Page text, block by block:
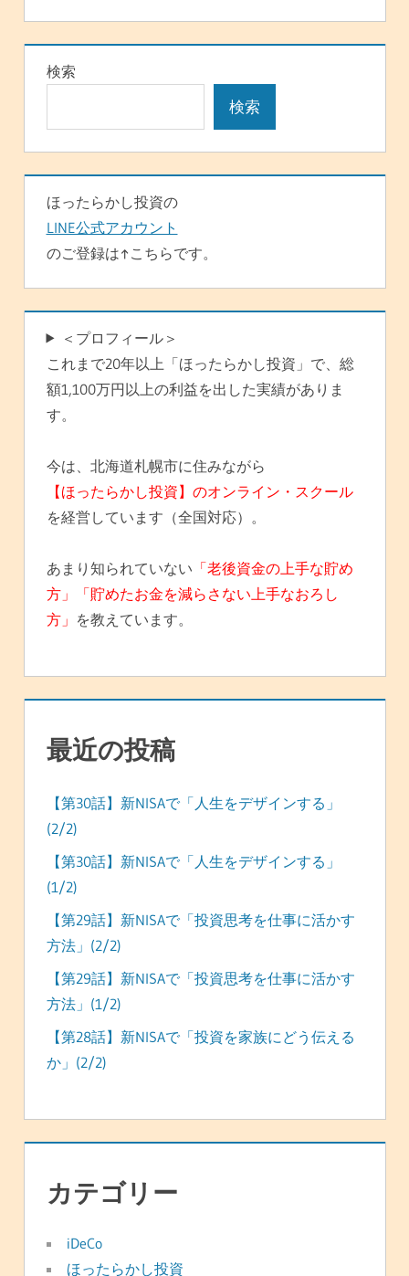
ー
シ
ン
検索
検索
ほったらかし投資の
LINE公式アカウント
のご登録は↑こちらです。
＜プロフィール＞
これまで20年以上「ほったらかし投資」で、総
額1,100万円以上の利益を出した実績がありま
す。
今は、北海道札幌市に住みながら
【ほったらかし投資】のオンライン・スクール
を経営しています（全国対応）。
あまり知られていない 「老後資金の上手な貯め
方」「貯めたお金を減らさない上手なおろし
方」 を教えています。
最近の投稿
【第30話】新NISAで「人生をデザインする」
(2/2)
【第30話】新NISAで「人生をデザインする」
(1/2)
【第29話】新NISAで「投資思考を仕事に活かす
方法」(2/2)
【第29話】新NISAで「投資思考を仕事に活かす
方法」(1/2)
【第28話】新NISAで「投資を家族にどう伝える
か」(2/2)
カテゴリー
iDeCo
ほったらかし投資